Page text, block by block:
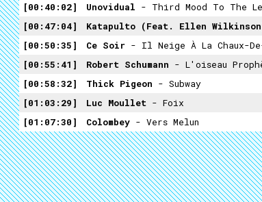
00:40:02
Unovidual - Third Mood To The
00:47:04
Katapulto (Feat. Ellen
00:50:35
Ce Soir - Il Neige À La Chaux-
00:55:41
Robert Schumann - L'oiseau
00:58:32
Thick Pigeon - Subway
01:03:29
Luc Moullet - Foix
01:07:30
Colombey - Vers Melun